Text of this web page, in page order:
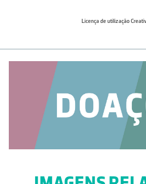
Licença de utilização